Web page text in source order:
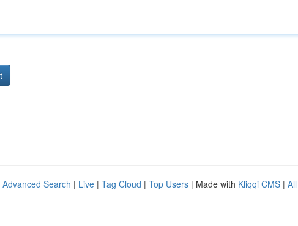
Advanced Search | Live | Tag Cloud | Top Users | Made with Kliqqi CMS |